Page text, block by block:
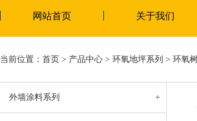
网站首页 关于我们
当前位置： 首页 > 产品中心 > 环氧地坪系列 > 环氧
外墙涂料系列 +